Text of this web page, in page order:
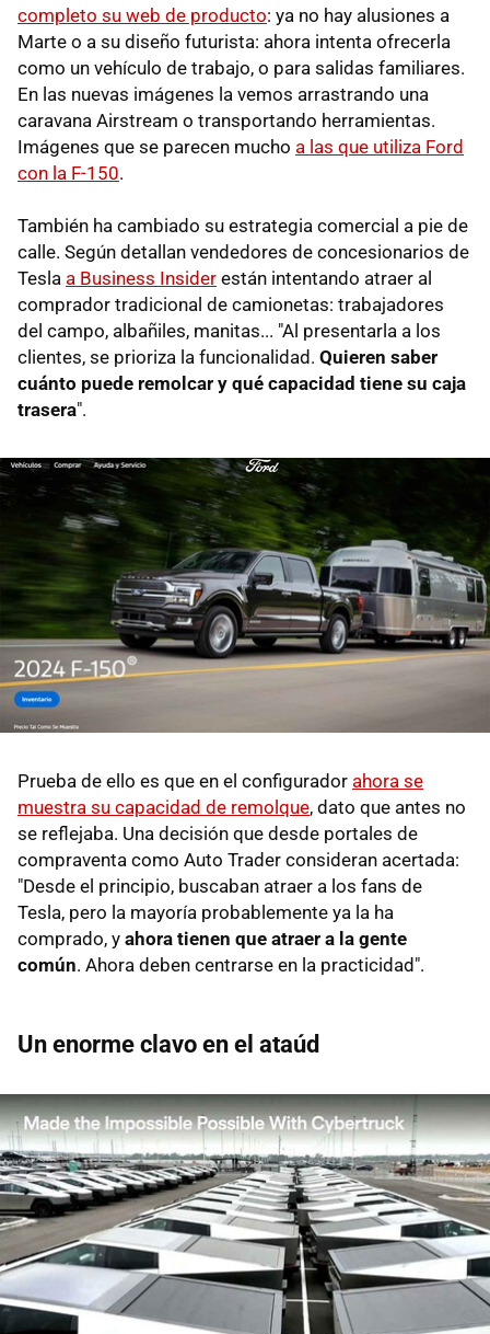
completo su web de producto: ya no hay alusiones a
Marte o a su diseño futurista: ahora intenta ofrecerla
como un vehículo de trabajo, o para salidas familiares.
En las nuevas imágenes la vemos arrastrando una
caravana Airstream o transportando herramientas.
Imágenes que se parecen mucho a las que utiliza Ford
con la F-150.
También ha cambiado su estrategia comercial a pie de
calle. Según detallan vendedores de concesionarios de
Tesla a Business Insider están intentando atraer al
comprador tradicional de camionetas: trabajadores
del campo, albañiles, manitas... "Al presentarla a los
clientes, se prioriza la funcionalidad. Quieren saber
cuánto puede remolcar y qué capacidad tiene su caja
trasera".
Prueba de ello es que en el configurador ahora se
muestra su capacidad de remolque, dato que antes no
se reflejaba. Una decisión que desde portales de
compraventa como Auto Trader consideran acertada:
"Desde el principio, buscaban atraer a los fans de
Tesla, pero la mayoría probablemente ya la ha
comprado, y ahora tienen que atraer a la gente
común. Ahora deben centrarse en la practicidad".
Un enorme clavo en el ataúd